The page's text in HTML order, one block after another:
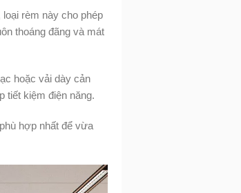
rèm này cho phép
thoáng đãng và mát
hoặc vải dày cản
tiết kiệm điện năng.
phù hợp nhất để vừa